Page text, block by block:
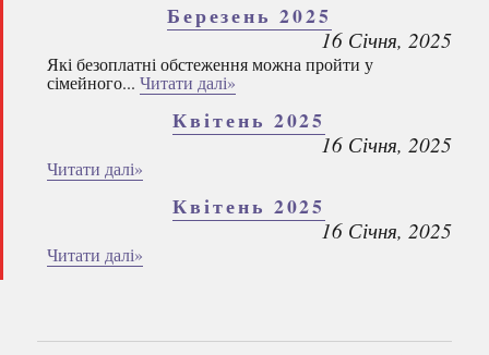
Березень 2025
16 Січня, 2025
Які безоплатні обстеження можна пройти у
сімейного... Читати далі»
Квітень 2025
16 Січня, 2025
Читати далі»
Квітень 2025
16 Січня, 2025
Читати далі»